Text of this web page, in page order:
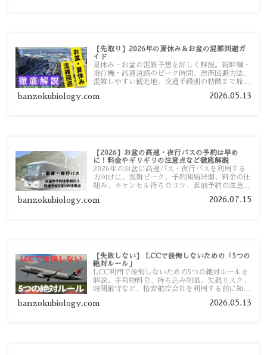
【先取り】2026年の夏休み＆お盆の混雑回避ガ
イド
夏休み・お盆の混雑予想を詳しく解説。新幹線・
飛行機・高速道路のピーク時間、渋滞回避方法、
混雑しやすい観光地、交通手段別の特徴まで旅行
banzokubiology.com 2026.05.13
【2026】お盆の高速・夜行バスの予約は早め
に！料金やギリギリの注意点など徹底解説
2026年のお盆に高速バス・夜行バスを利用する
方向けに、混雑ピーク、予約開始時期、料金の仕
組み、キャンセル待ちのコツ、直前予約の注意点
banzokubiology.com 2026.07.15
【失敗しない】 LCCで後悔しないための「5つの
絶対ルール」
LCC利用で後悔しないための5つの絶対ルールを
解説。手荷物料金、持ち込み制限、欠航リスク、
時間厳守など、格安航空会社を利用する前に知っ
す。
banzokubiology.com 2026.05.13